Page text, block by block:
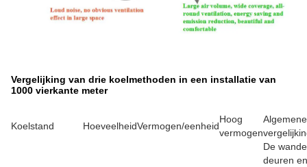
Vergelijking van drie koelmethoden in een installatie van
1000 vierkante meter
Koelstand HoeveelheidVermogen/eenheid
Hoog
vermogen
Algemene
De
deuren